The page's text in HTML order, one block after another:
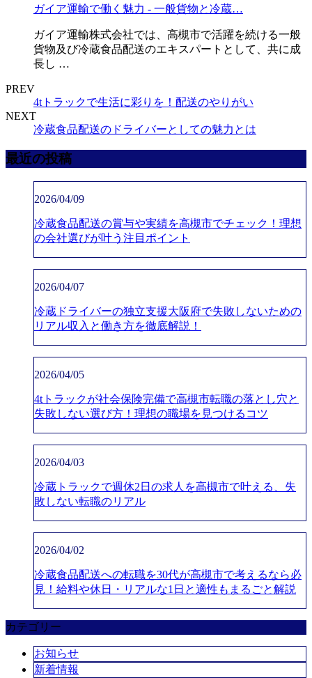
ガイア運輸で働く魅力 - 一般貨物と冷蔵…
ガイア運輸株式会社では、高槻市で活躍を続ける一般
貨物及び冷蔵食品配送のエキスパートとして、共に成
長し …
PREV
4tトラックで生活に彩りを！配送のやりがい
NEXT
冷蔵食品配送のドライバーとしての魅力とは
最近の投稿
2026/04/09
冷蔵食品配送の賞与や実績を高槻市でチェック！理想
の会社選びが叶う注目ポイント
2026/04/07
冷蔵ドライバーの独立支援大阪府で失敗しないための
リアル収入と働き方を徹底解説！
2026/04/05
4tトラックが社会保険完備で高槻市転職の落とし穴と
失敗しない選び方！理想の職場を見つけるコツ
2026/04/03
冷蔵トラックで週休2日の求人を高槻市で叶える、失
敗しない転職のリアル
2026/04/02
冷蔵食品配送への転職を30代が高槻市で考えるなら必
見！給料や休日・リアルな1日と適性もまるごと解説
カテゴリー
お知らせ
新着情報